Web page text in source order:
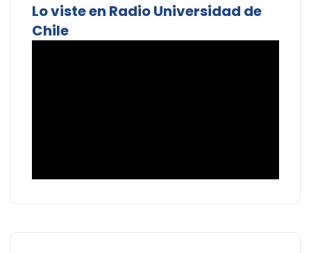
Lo viste en Radio Universidad de
Chile